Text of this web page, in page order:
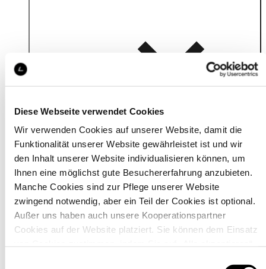
Diese Webseite verwendet Cookies
Wir verwenden Cookies auf unserer Website, damit die
Funktionalität unserer Website gewährleistet ist und wir
den Inhalt unserer Website individualisieren können, um
Ihnen eine möglichst gute Besuchererfahrung anzubieten.
Manche Cookies sind zur Pflege unserer Website
zwingend notwendig, aber ein Teil der Cookies ist optional.
Außer uns haben auch unsere Kooperationspartner
Cookies auf der Website platziert. Sie können dem Einsatz